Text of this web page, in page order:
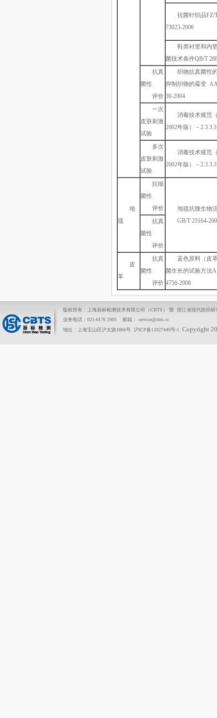
抗菌针织品FZ/
73023-2006
鞋类衬里和内
菌技术条件QB/T
抗真
菌性
评价
织物抗真菌性
抑制织物的霉变
30-2004
一次
皮肤刺激
试验
消毒技术规范
2002年版）－
多次
皮肤刺激
试验
消毒技术规范
2002年版）－
地
毯
抗细
菌性
评价
地毯抗微生物
GB/T 23164-
抗真
菌性
评价
皮
革
抗真
菌性
评价
蓝色原料（皮
菌生长的试验方法
4756-2008
版权所有：上海辰标检测技术有限公司（CBTS） 暨 浙江省现代纺织研
业务电话：021-6176 2905 邮箱： service@cbts.cc
地址：上海宝山区沪太路1866号 沪ICP备12027449号-1 Copyright